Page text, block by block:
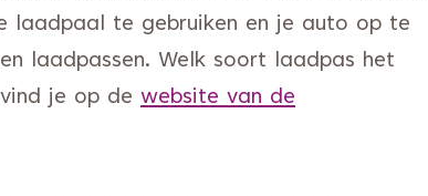
laadpaal te gebruiken en je auto op te
laadpassen. Welk soort laadpas het
je op de website van de
website)